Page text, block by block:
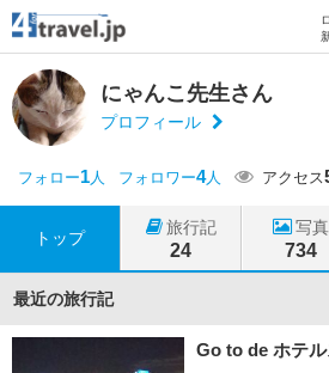
にゃんこ先生さん
プロフィール
フォロー1人 フォロワー4人 アクセス
トップ
旅行記
24
写真
734
最近の旅行記
Go to de ホテ